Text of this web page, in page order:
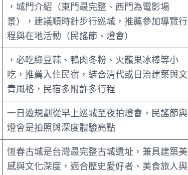
，城門介紹（東門最完整、西門為電影場
景），建議順時針步行巡城，推薦參加導覽行
程與在地活動（民謠節、燈會）
，必吃綠豆蒜、鴨肉冬粉、火龍果冰棒等小
吃，推薦入住民宿，結合清代或日治建築與文
青風格，民宿多附許多行程
一日遊規劃從早上巡城至夜拍燈會，民謠節與
燈會是拍照與深度體驗亮點
恆春古城是台灣最完整古城遺址，兼具建築美
感與文化深度，適合歷史愛好者、美食旅人與